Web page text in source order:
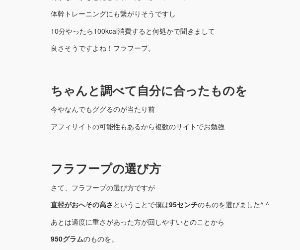
体幹トレーニングにも繋がりそうですし
10分やったら100kcal消費すると何処かで聞きまして
良さそうですよね！フラフープ。
ちゃんと調べて自分に合ったものを
今やなんでもググるのが当たり前
アフィサイトの可能性もあるから複数のサイトでお勉強
フラフープの選び方
さて、フラフープの選び方ですが
直径がおへその高さ ということで僕は95センチのものを選びました^ ^
あとは適度に重さがあった方が回しやすいとのことから
950グラムのものを。